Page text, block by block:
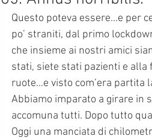
Questo poteva essere...e per
po’ straniti, dal primo
che insieme ai nostri amici
stati, siete stati pazienti e
ruote...e visto com’era
Abbiamo imparato a girare in
accomuna tutti. Dopo tutto
Oggi una manciata di